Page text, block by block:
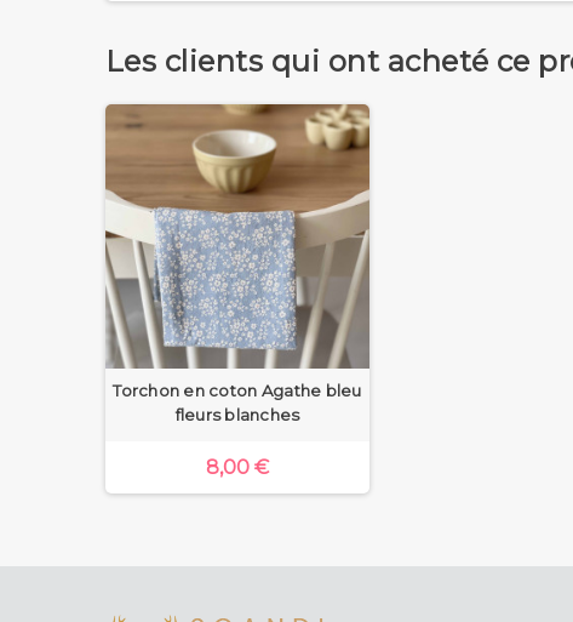
Les clients qui ont acheté ce
Torchon en coton Agathe bleu
fleurs blanches
8,00 €